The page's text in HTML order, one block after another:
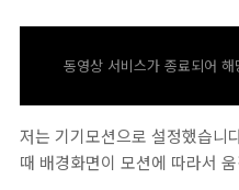
동영상 서비스가 종료되어
저는 기기모션으로 설정했습니
때 배경화면이 모션에 따라서